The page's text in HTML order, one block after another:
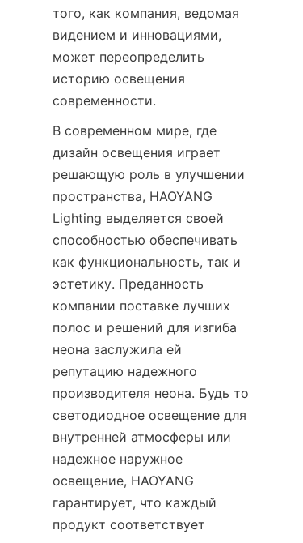
того, как компания, ведомая
видением и инновациями,
может переопределить
историю освещения
современности.
В современном мире, где
дизайн освещения играет
решающую роль в улучшении
пространства, HAOYANG
Lighting выделяется своей
способностью обеспечивать
как функциональность, так и
эстетику. Преданность
компании поставке лучших
полос и решений для изгиба
неона заслужила ей
репутацию надежного
производителя неона. Будь то
светодиодное освещение для
внутренней атмосферы или
надежное наружное
освещение, HAOYANG
гарантирует, что каждый
продукт соответствует